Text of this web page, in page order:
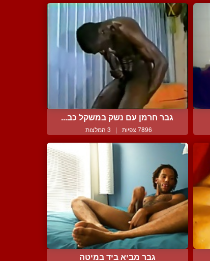
גבר חרמן עם נשק במשקל כב...
7896 צפיות | 3 המלצות
גבר מביא ביד במיטה